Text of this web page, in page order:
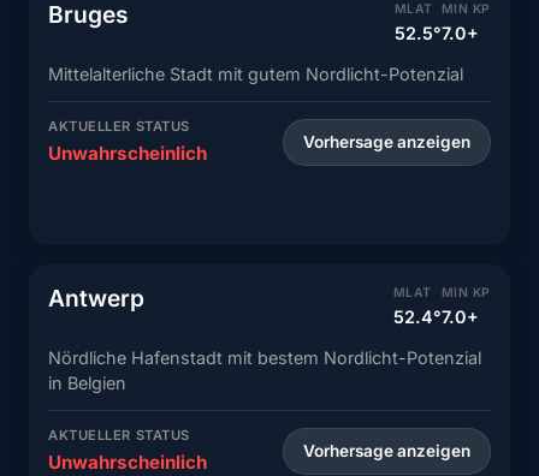
Bruges MLAT
52.5°
MIN KP
7.0+
Mittelalterliche Stadt mit gutem Nordlicht-Potenzial
AKTUELLER STATUS
Unwahrscheinlich Vorhersage anzeigen
Antwerp MLAT
52.4°
MIN KP
7.0+
Nördliche Hafenstadt mit bestem Nordlicht-Potenzial
in Belgien
AKTUELLER STATUS
Unwahrscheinlich Vorhersage anzeigen